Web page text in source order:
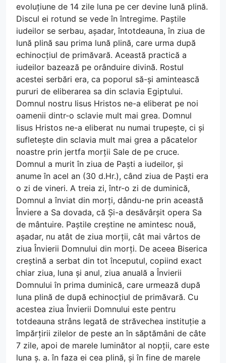
evoluțiune de 14 zile luna pe cer devine lună plină.
Discul ei rotund se vede în întregime. Paștile
iudeilor se serbau, așadar, întotdeauna, în ziua de
lună plină sau prima lună plină, care urma după
echinocțiul de primăvară. Această practică a
iudeilor bazează pe orânduire divină. Rostul
acestei serbări era, ca poporul să-și amintească
pururi de eliberarea sa din sclavia Egiptului.
Domnul nostru Iisus Hristos ne-a eliberat pe noi
oamenii dintr-o sclavie mult mai grea. Domnul
Iisus Hristos ne-a eliberat nu numai trupește, ci și
sufletește din sclavia mult mai grea a păcatelor
noastre prin jertfa morții Sale de pe cruce.
Domnul a murit în ziua de Paști a iudeilor, și
anume în acel an (30 d.Hr.), când ziua de Paști era
o zi de vineri. A treia zi, într-o zi de duminică,
Domnul a înviat din morți, dându-ne prin această
Înviere a Sa dovada, că Și-a desăvârșit opera Sa
de mântuire. Paștile creștine ne amintesc nouă,
așadar, nu atât de ziua morții, cât mai vârtos de
ziua Învierii Domnului din morți. De aceea Biserica
creștină a serbat din tot începutul, copiind exact
chiar ziua, luna și anul, ziua anuală a Învierii
Domnului în prima duminică, care urmează după
luna plină de după echinocțiul de primăvară. Cu
acestea ziua Învierii Domnului este pentru
totdeauna strâns legată de străvechea instituție a
împărțirii zilelor de peste an în săptămâni de câte
7 zile, apoi de marele luminător al nopții, care este
luna ș. a. în faza ei cea plină, și în fine de marele